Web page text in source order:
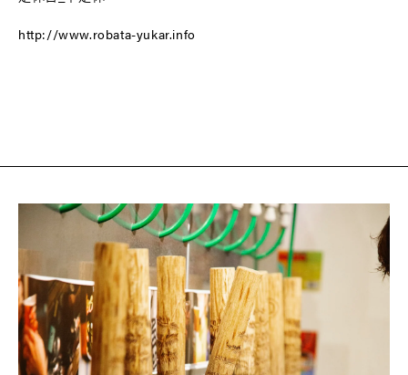
http://www.robata-yukar.info